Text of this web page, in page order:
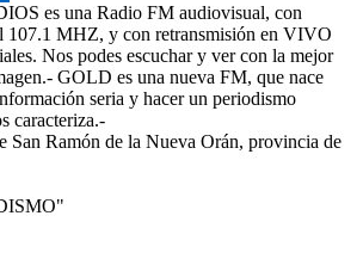
es una Radio FM audiovisual, con
107.1 MHZ, y con retransmisión en VIVO
Nos podes escuchar y ver con la mejor
GOLD es una nueva FM, que nace
seria y hacer un periodismo
caracteriza.-
San Ramón de la Nueva Orán, provincia de